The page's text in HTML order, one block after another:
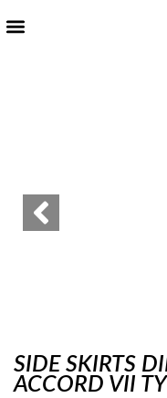
SIDE SKIRTS
ACCORD VII